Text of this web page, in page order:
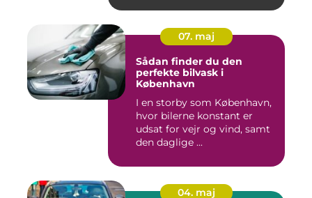
07. maj
Sådan finder du den
perfekte bilvask i
København
I en storby som København,
hvor bilerne konstant er
udsat for vejr og vind, samt
den daglige ...
04. maj